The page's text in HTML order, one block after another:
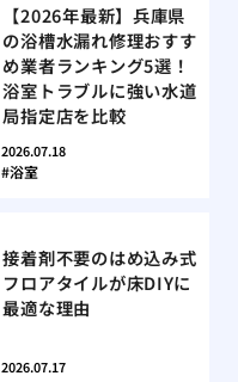
【2026年最新】兵庫県
の浴槽水漏れ修理おすす
め業者ランキング5選！
浴室トラブルに強い水道
局指定店を比較
2026.07.18
浴室
接着剤不要のはめ込み式
フロアタイルが床DIYに
最適な理由
2026.07.17